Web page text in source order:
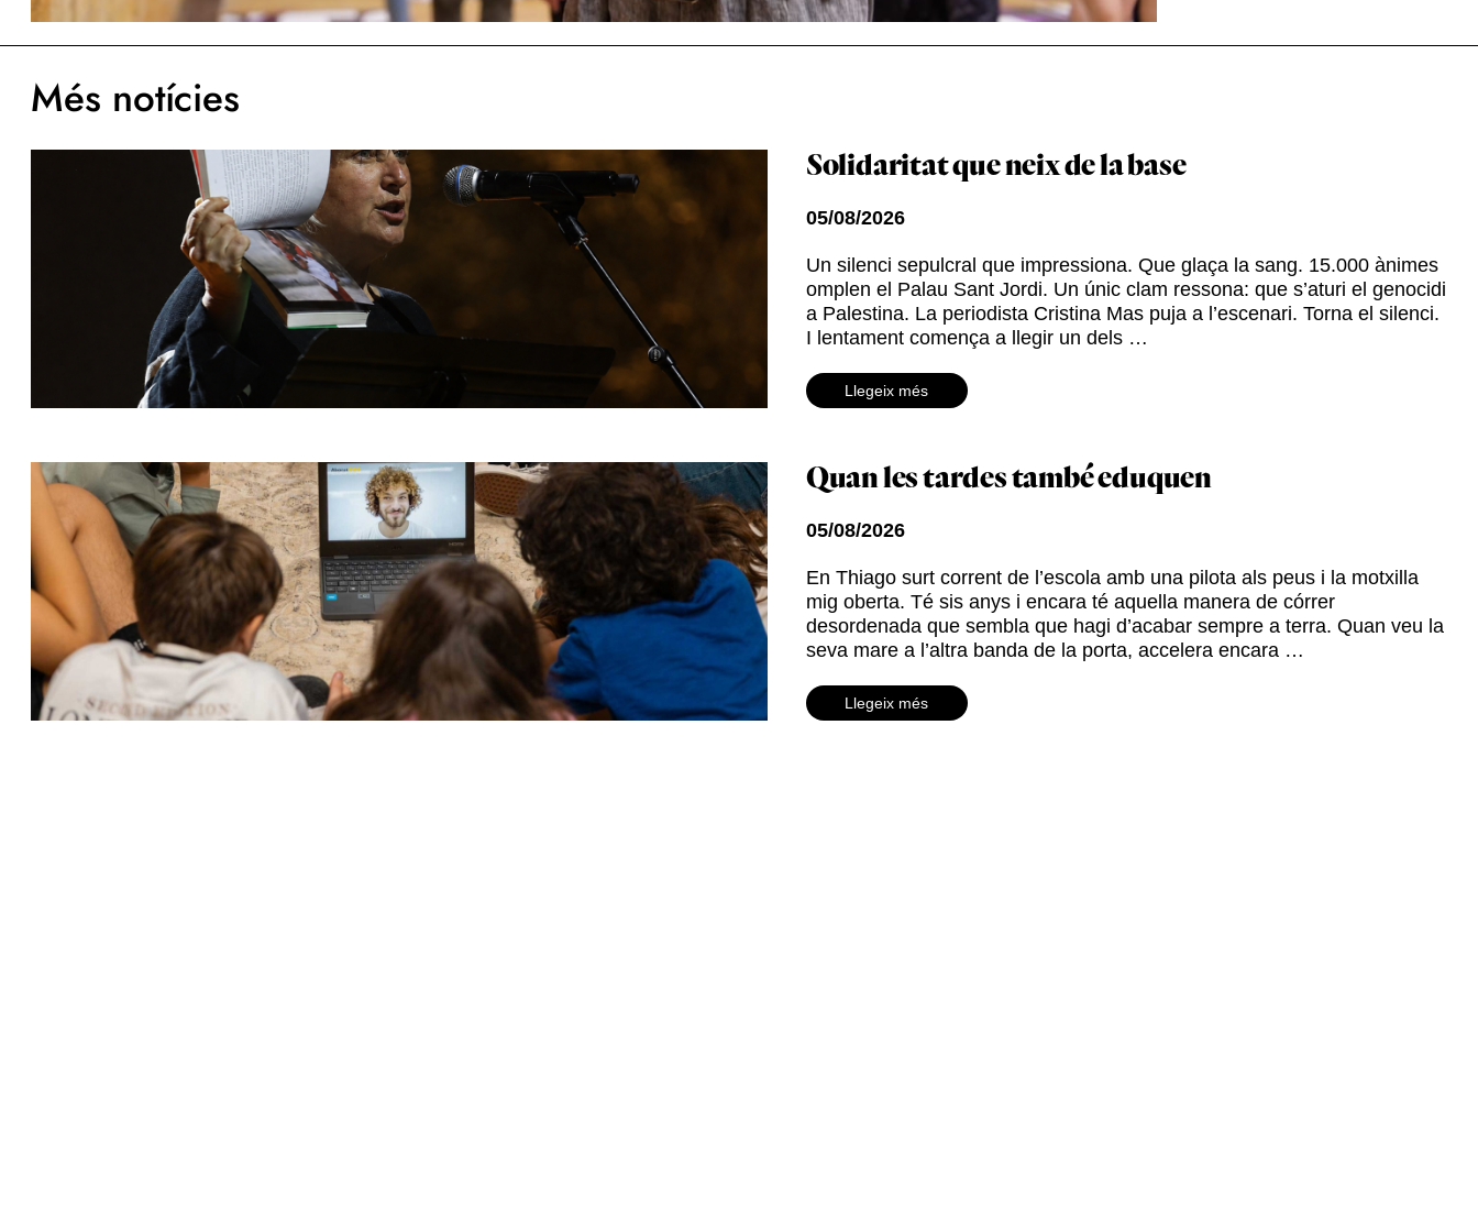
Més notícies
Solidaritat que neix de la base
05/08/2026
Un silenci sepulcral que impressiona. Que glaça la sang. 15.000 ànimes
omplen el Palau Sant Jordi. Un únic clam ressona: que s’aturi el genocidi
a Palestina. La periodista Cristina Mas puja a l’escenari. Torna el silenci.
I lentament comença a llegir un dels …
Llegeix més
Quan les tardes també eduquen
05/08/2026
En Thiago surt corrent de l’escola amb una pilota als peus i la motxilla
mig oberta. Té sis anys i encara té aquella manera de córrer
desordenada que sembla que hagi d’acabar sempre a terra. Quan veu la
seva mare a l’altra banda de la porta, accelera encara …
Llegeix més